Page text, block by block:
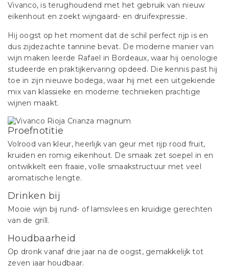
Vivanco, is terughoudend met het gebruik van nieuw
eikenhout en zoekt wijngaard- en druifexpressie.
Hij oogst op het moment dat de schil perfect rijp is en
dus zijdezachte tannine bevat. De moderne manier van
wijn maken leerde Rafael in Bordeaux, waar hij oenologie
studeerde en praktijkervaring opdeed. Die kennis past hij
toe in zijn nieuwe bodega, waar hij met een uitgekiende
mix van klassieke en moderne technieken prachtige
wijnen maakt.
Proefnotitie
Volrood van kleur, heerlijk van geur met rijp rood fruit,
kruiden en romig eikenhout. De smaak zet soepel in en
ontwikkelt een fraaie, volle smaakstructuur met veel
aromatische lengte.
Drinken bij
Mooie wijn bij rund- of lamsvlees en kruidige gerechten
van de grill.
Houdbaarheid
Op dronk vanaf drie jaar na de oogst, gemakkelijk tot
zeven jaar houdbaar.